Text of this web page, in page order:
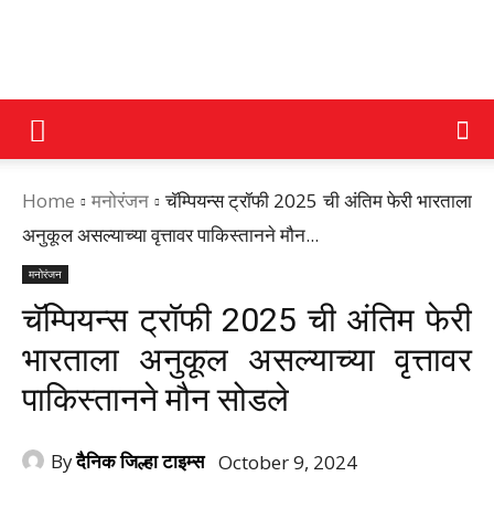
DAINIK
JILHA
Home मनोरंजन
चॅम्पियन्स ट्रॉफी 2025 ची अंतिम फेरी भारताला
अनुकूल असल्याच्या वृत्तावर पाकिस्तानने मौन...
मनोरंजन
चॅम्पियन्स ट्रॉफी 2025 ची अंतिम फेरी
भारताला अनुकूल असल्याच्या वृत्तावर
पाकिस्तानने मौन सोडले
Byदैनिक जिल्हा टाइम्स October 9, 2024